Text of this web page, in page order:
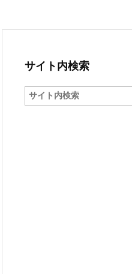
サイト内検索